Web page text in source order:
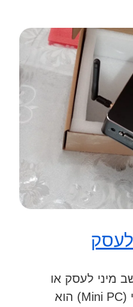
מיני לעסק או
לבית? מחשב מיני (Mini PC) הוא